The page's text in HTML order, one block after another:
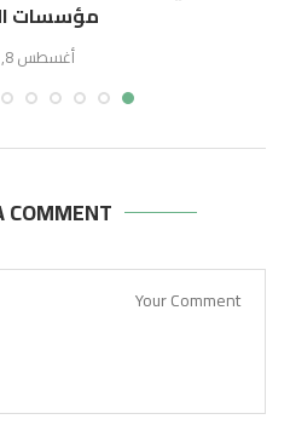
مؤسسات
أغسطس 8, 2026
COMMENT